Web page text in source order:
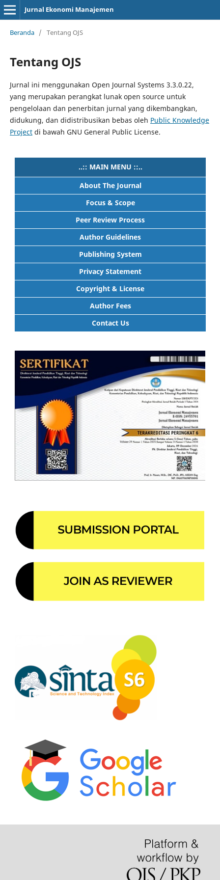
Jurnal Ekonomi Manajemen
Beranda / Tentang OJS
Tentang OJS
Jurnal ini menggunakan Open Journal Systems 3.3.0.22,
yang merupakan perangkat lunak open source untuk
pengelolaan dan penerbitan jurnal yang dikembangkan,
didukung, dan didistribusikan bebas oleh Public Knowledge
Projectdi bawah GNU General Public License.
..:: MAIN MENU ::..
About The Journal
Focus & Scope
Peer Review Process
Author Guidelines
Publishing System
Privacy Statement
Copyright & License
Author Fees
Contact Us